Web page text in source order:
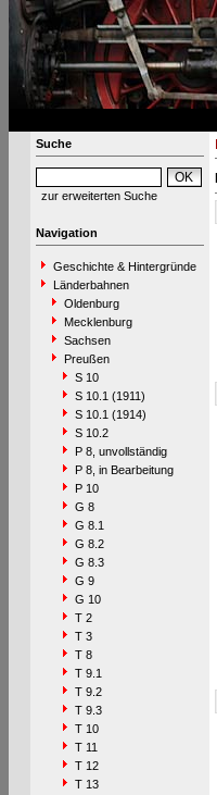
Suche
zur erweiterten Suche
Navigation
Geschichte & Hintergründe
Länderbahnen
Oldenburg
Mecklenburg
Sachsen
Preußen
S 10
S 10.1 (1911)
S 10.1 (1914)
S 10.2
P 8, unvollständig
P 8, in Bearbeitung
P 10
G 8
G 8.1
G 8.2
G 8.3
G 9
G 10
T 2
T 3
T 8
T 9.1
T 9.2
T 9.3
T 10
T 11
T 12
T 13